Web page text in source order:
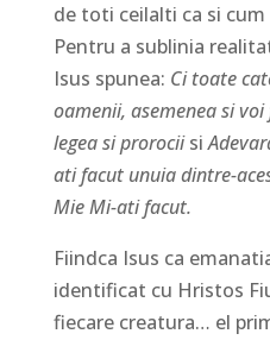
de toti ceilalti ca si
Pentru a sublinia
Isus spunea: Ci toate
oamenii, asemenea si
legea si prorociisi
ati facut unuia dintre-
Mie Mi-ati facut.
Fiindca Isus ca
identificat cu Hristos
fiecare creatura… el